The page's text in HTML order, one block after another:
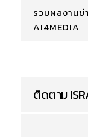
รวมผลงาน
AI4MEDIA
ติดตาม